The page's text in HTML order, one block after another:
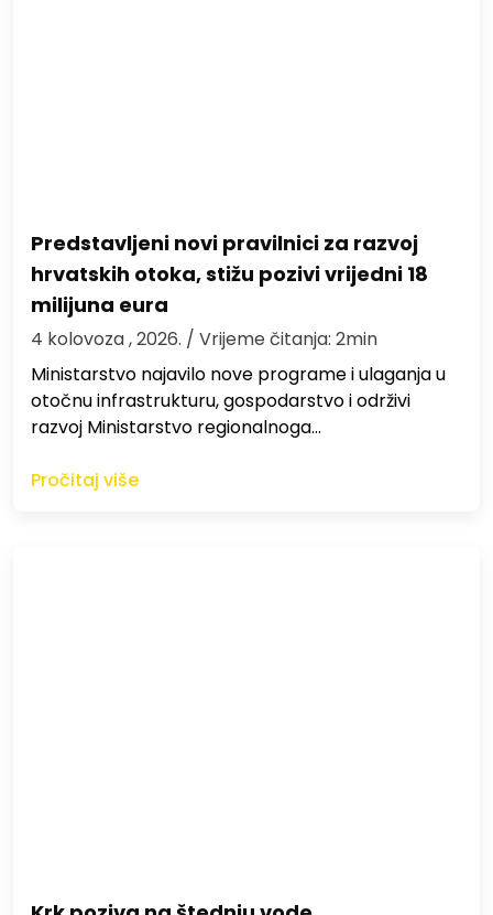
Predstavljeni novi pravilnici za razvoj
hrvatskih otoka, stižu pozivi vrijedni 18
milijuna eura
4 kolovoza , 2026. / Vrijeme čitanja: 2min
Ministarstvo najavilo nove programe i ulaganja u
otočnu infrastrukturu, gospodarstvo i održivi
razvoj Ministarstvo regionalnoga…
Pročitaj više